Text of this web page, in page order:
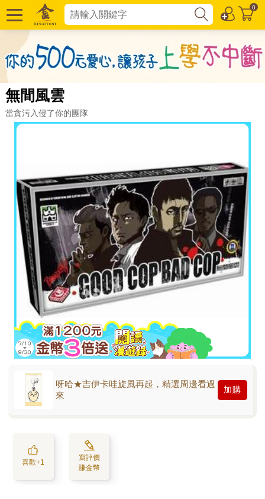
0
無間風雲
當貪污入侵了你的團隊
呀哈★吉伊卡哇旋風再起，精選周邊看過
來
加購
喜歡+1
寫評價
賺金幣